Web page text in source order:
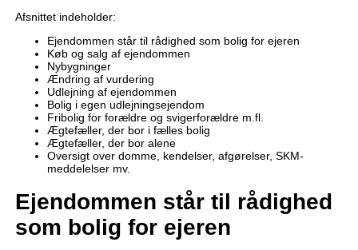
Afsnittet indeholder:
Ejendommen står til rådighed som bolig for ejeren
Køb og salg af ejendommen
Nybygninger
Ændring af vurdering
Udlejning af ejendommen
Bolig i egen udlejningsejendom
Fribolig for forældre og svigerforældre m.fl.
Ægtefæller, der bor i fælles bolig
Ægtefæller, der bor alene
Oversigt over domme, kendelser, afgørelser, SKM-
meddelelser mv.
Ejendommen står til rådighed
som bolig for ejeren